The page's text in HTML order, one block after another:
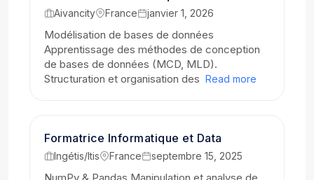
Aivancity France janvier 1, 2026
Modélisation de bases de données
Apprentissage des méthodes de conception
de bases de données (MCD, MLD).
Structuration et organisation des Read more
Formatrice Informatique et Data
Ingétis/Itis France septembre 15, 2025
NumPy & Pandas Manipulation et analyse de